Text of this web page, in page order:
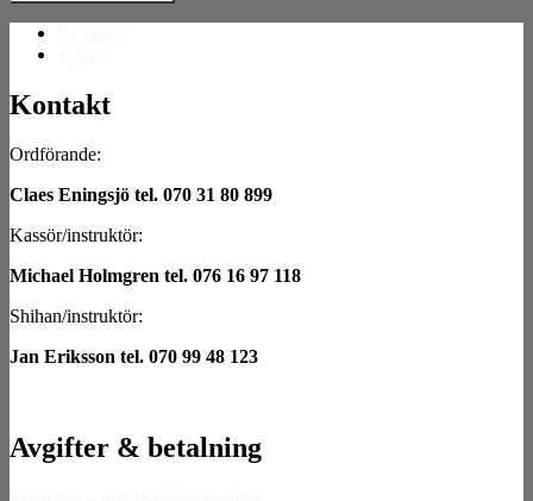
Kontakt
Ordförande:
Claes Eningsjö tel. 070 31 80 899
Kassör/instruktör:
Michael Holmgren tel. 076 16 97 118
Shihan/instruktör:
Jan Eriksson tel. 070 99 48 123
Avgifter & betalning